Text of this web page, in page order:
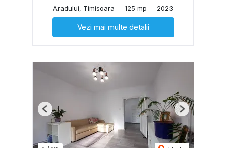
Aradului, Timisoara
125 mp 2023
Vezi mai multe detalii
Previous Next